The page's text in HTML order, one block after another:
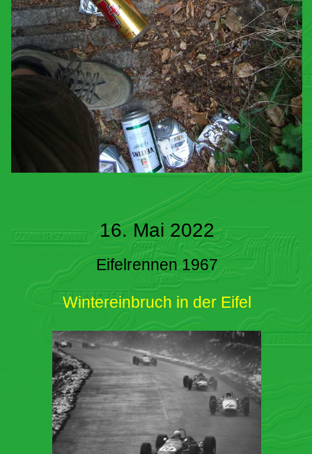
16. Mai 2022
Eifelrennen 1967
Wintereinbruch in der Eifel